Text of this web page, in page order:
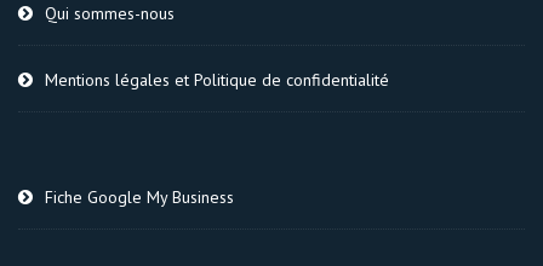
Qui sommes-nous
Mentions légales et Politique de confidentialité
Fiche Google My Business